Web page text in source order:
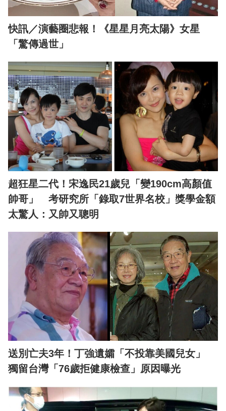
快訊／演藝圈悲報！《星星月亮太陽》女星
「驚傳過世」
超狂星二代！宋逸民21歲兒「變190cm高顏值
帥哥」 考研究所「錄取7世界名校」獎學金額
太驚人：又帥又聰明
送別亡夫3年！丁強遺孀「不投靠美國兒女」
獨留台灣「76歲拒健康檢查」原因曝光